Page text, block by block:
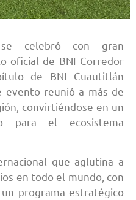
celebró con gran
oficial de BNI Corredor
de BNI Cuautitlán
evento reunió a más de
convirtiéndose en un
para el ecosistema
que aglutina a
en todo el mundo, con
programa estratégico